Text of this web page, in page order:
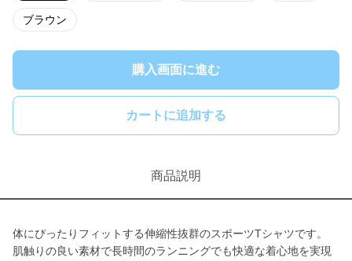
ブラウン
購入画面に進む
カートに追加する
商品説明
体にぴったりフィットする伸縮性抜群のスポーツTシャツです。
肌触りの良い素材で長時間のランニングでも快適な着心地を実現